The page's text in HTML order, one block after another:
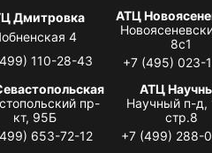
Дмитровка
4
110-28-43
АТЦ
8с1
+7 (495) 023-
пр-
кт, 95Б
653-72-12
АТЦ
Научный п-д,
стр.8
+7 (499) 288-